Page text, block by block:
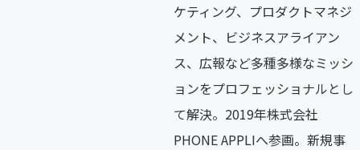
ケティング、プロダクトマネジ
メント、ビジネスアライアン
ス、広報など多種多様なミッシ
ョンをプロフェッショナルとし
て解決。2019年株式会社
PHONE APPLIへ参画。新規事